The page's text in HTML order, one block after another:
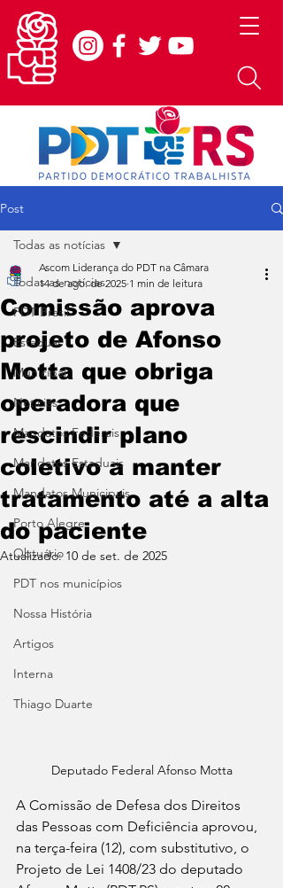
Post
Todas as notícias
PDT Brasil
Estadual
Municipal
Noticias
Mandatos Federais
Mandatos Estaduais
Mandatos Municipais
Porto Alegre
Obtuário
PDT nos municípios
Nossa História
Artigos
Interna
Thiago Duarte
Todas as notícias
Comissão aprova
projeto de Afonso
Motta que obriga
operadora que
rescindir plano
coletivo a manter
tratamento até a alta
do paciente
Ascom Liderança do PDT na Câmara
14 de ago. de 2025 1 min de leitura
Atualizado:10 de set. de 2025
Deputado Federal Afonso Motta
A Comissão de Defesa dos Direitos
das Pessoas com Deficiência aprovou,
na terça-feira (12), com substitutivo, o
Projeto de Lei 1408/23 do deputado